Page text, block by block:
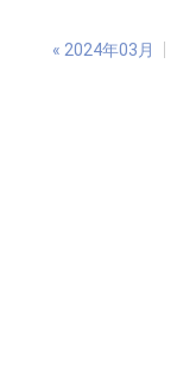
« 2024年03月